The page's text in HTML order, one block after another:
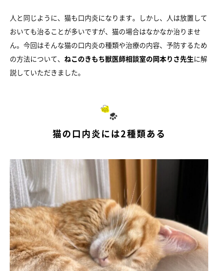
人と同じように、猫も口内炎になります。しかし、人は放置して
おいても治ることが多いですが、猫の場合はなかなか治りませ
ん。今回はそんな猫の口内炎の種類や治療の内容、予防するため
の方法について、 ねこのきもち獣医師相談室の岡本りさ先生に解
説していただきました。
猫の口内炎には2種類ある